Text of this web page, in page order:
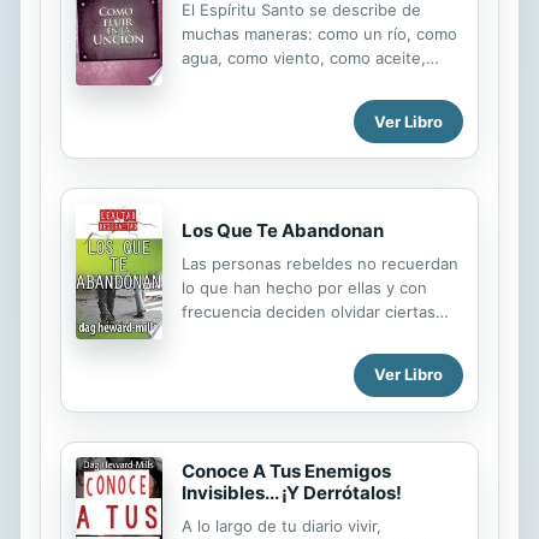
El Espíritu Santo se describe de
muchas maneras: como un río, como
agua, como viento, como aceite,
etc. Fluir en la unción es fluir con el
Espíritu Santo en las diversas formas
en que él se manifiesta. ¡Deseo que
ti! ¡Que la poderosa mano de Dios te
Ver Libro
Los Que Te Abandonan
Las personas rebeldes no recuerdan
lo que han hecho por ellas y con
frecuencia deciden olvidar ciertas
Señor había hecho por él,
definitivamente tampoco recordó las
cosas que había visto y lo que había
despreciable que hoy en día
conocemos como «Judas». La
habilidad de recordar es una de las
Ver Libro
Conoce A Tus Enemigos
Invisibles... ¡Y Derrótalos!
A lo largo de tu diario vivir,